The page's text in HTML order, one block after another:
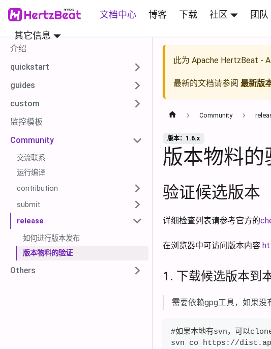
文档中心 博客 下载 社区 团队
其它信息
介绍
quickstart
guides
custom
监控模板
Community
交流联系
运行编译
contribution
submit
release
如何进行版本发布
版本物料的验证
Others
此为 Apache HertzBeat -
最新的文档请参阅 最新版
Community
版本：1.6.x
版本物料的
验证候选版本
详细检查列表请参考官方的
在浏览器中可访问版本内容
1. 下载候选版本到
需要依赖gpg工具，如果没
#如果本地有svn，可以
svn co https://